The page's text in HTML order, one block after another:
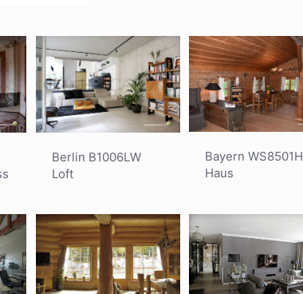
Berlin B1006LW
Loft
Bayern WS8501H
Haus